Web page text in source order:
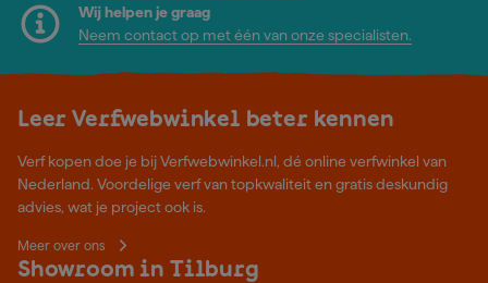
Wij helpen je graag
Neem contact op met één van onze specialisten.
Leer Verfwebwinkel beter kennen
Verf kopen doe je bij Verfwebwinkel.nl, dé online verfwinkel van
Nederland. Voordelige verf van topkwaliteit en gratis deskundig
advies, wat je project ook is.
Meer over ons
Showroom in Tilburg